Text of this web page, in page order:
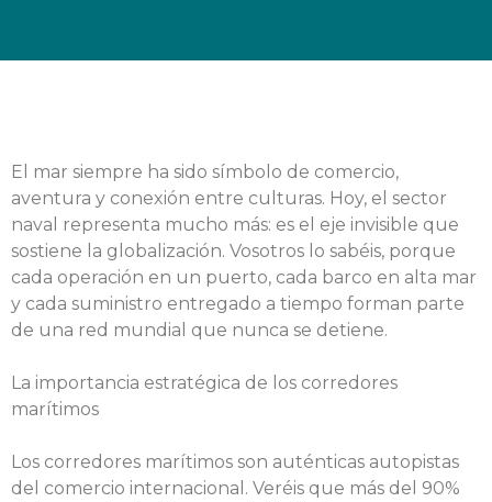
El mar siempre ha sido símbolo de comercio,
aventura y conexión entre culturas. Hoy, el sector
naval representa mucho más: es el eje invisible que
sostiene la globalización. Vosotros lo sabéis, porque
cada operación en un puerto, cada barco en alta mar
y cada suministro entregado a tiempo forman parte
de una red mundial que nunca se detiene.
La importancia estratégica de los corredores
marítimos
Los corredores marítimos son auténticas autopistas
del comercio internacional. Veréis que más del 90%